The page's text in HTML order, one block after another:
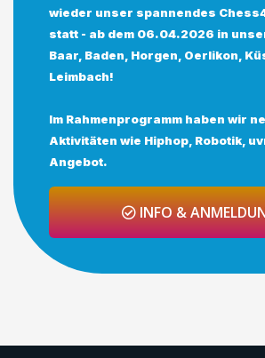
wieder unser spannendes
statt - ab dem 06.04.2026 in
Baar, Baden, Horgen, Oerlikon,
Leimbach!
Im Rahmenprogramm haben wir
Aktivitäten wie Hiphop, Robotik,
Angebot.
INFO &